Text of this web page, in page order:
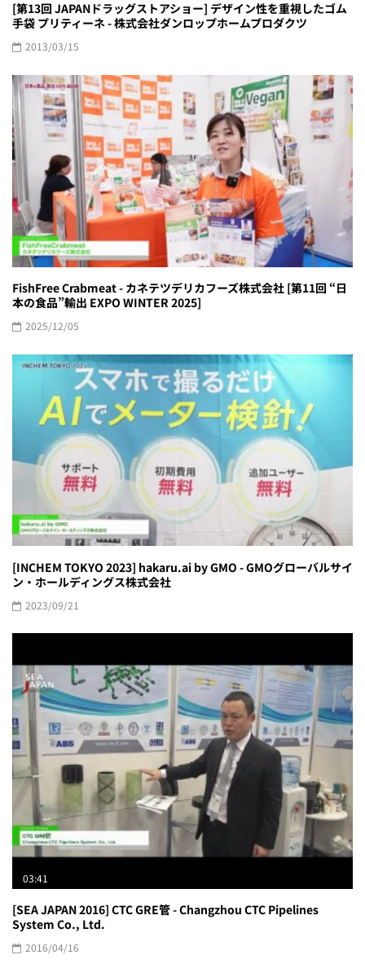
[第13回 JAPANドラッグストアショー] デザイン性を重視したゴム
手袋 プリティーネ - 株式会社ダンロップホームプロダクツ
2013/03/15
FishFree Crabmeat - カネテツデリカフーズ株式会社 [第11回 “日
本の食品”輸出 EXPO WINTER 2025]
2025/12/05
[INCHEM TOKYO 2023] hakaru.ai by GMO - GMOグローバルサイ
ン・ホールディングス株式会社
2023/09/21
03:41
[SEA JAPAN 2016] CTC GRE管 - Changzhou CTC Pipelines
System Co., Ltd.
2016/04/16